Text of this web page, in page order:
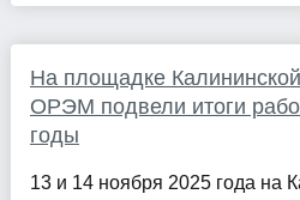
На площадке
ОРЭМ подвели итоги
годы
13 и 14 ноября 2025 года на